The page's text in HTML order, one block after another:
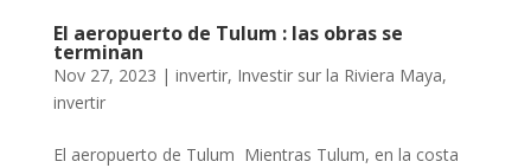
El aeropuerto de Tulum : las obras se
terminan
Nov 27, 2023 | invertir, Investir sur la Riviera Maya,
invertir
El aeropuerto de Tulum Mientras Tulum, en la costa